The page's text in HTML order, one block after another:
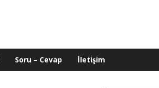
Soru – Cevap İletişim